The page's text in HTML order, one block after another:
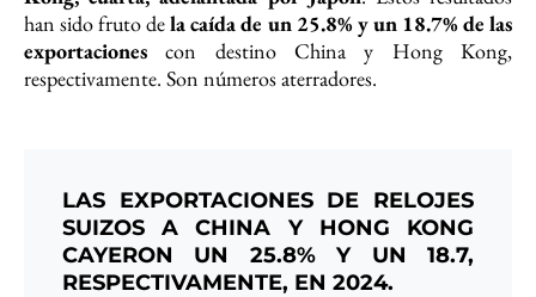
han sido fruto dela caída de un 25.8% y un 18.7% de las
exportaciones con destino China y Hong Kong,
respectivamente. Son números aterradores.
LAS EXPORTACIONES DE RELOJES
SUIZOS A CHINA Y HONG KONG
CAYERON UN 25.8% Y UN 18.7,
RESPECTIVAMENTE, EN 2024.